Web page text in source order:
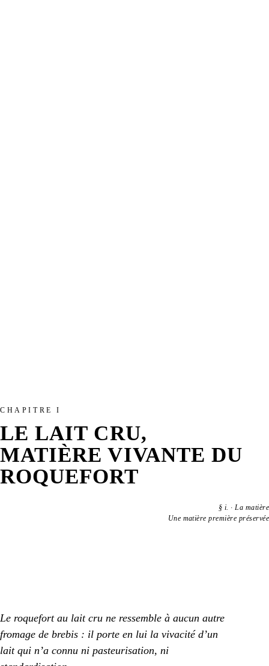
CHAPITRE I
LE LAIT CRU,
MATIÈRE VIVANTE DU
ROQUEFORT
§ i. ·La matière
Une matière première préservée
Le roquefort au lait cru ne ressemble à aucun autre
fromage de brebis : il porte en lui la vivacité d’un
lait qui n’a connu ni pasteurisation, ni